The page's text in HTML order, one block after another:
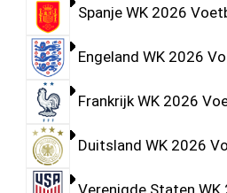
Spanje WK 2026
Engeland WK 2026
Frankrijk WK 2026
Duitsland WK 2026
Verenigde Staten WK